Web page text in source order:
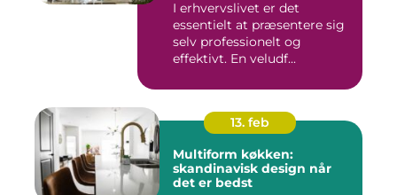
I erhvervslivet er det
essentielt at præsentere sig
selv professionelt og
effektivt. En veludf...
13. feb
Multiform køkken:
skandinavisk design når
det er bedst